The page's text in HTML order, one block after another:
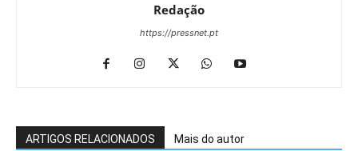
Redação
https://pressnet.pt
ARTIGOS RELACIONADOS Mais do autor